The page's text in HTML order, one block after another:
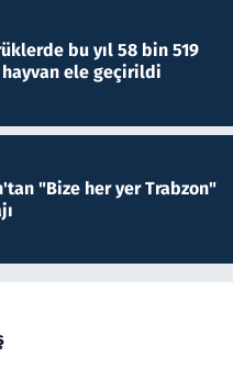
bu yıl 58 bin 519
hayvan ele geçirildi
"Bize her yer Trabzon"